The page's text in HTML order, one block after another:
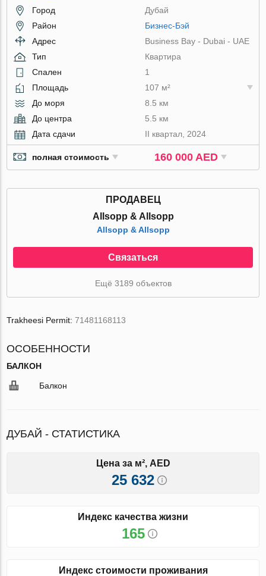
Город
Дубай
Район
Бизнес-Бэй
Адрес
Business Bay - Dubai - UAE
Тип
Квартира
Спален
1
Площадь
107 м²
До моря
8.5 км
До центра
5.5 км
Дата сдачи
II квартал, 2024
полная стоимость 160 000 AED
ПРОДАВЕЦ
Allsopp & Allsopp
Allsopp & Allsopp
Связаться
Ещё 3189 объектов
Trakheesi Permit:71481168113
ОСОБЕННОСТИ
БАЛКОН
Балкон
ДУБАЙ - СТАТИСТИКА
Цена за м², AED
25 632
Индекс качества жизни
165
Индекс стоимости проживания